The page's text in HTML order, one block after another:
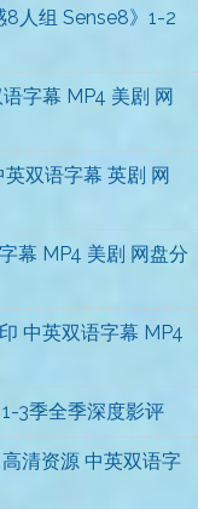
人组 Sense8》1-2
字幕 MP4 美剧 网
双语字幕 英剧 网
幕 MP4 美剧 网盘分
中英双语字幕 MP4
3季全季深度影评
清资源 中英双语字